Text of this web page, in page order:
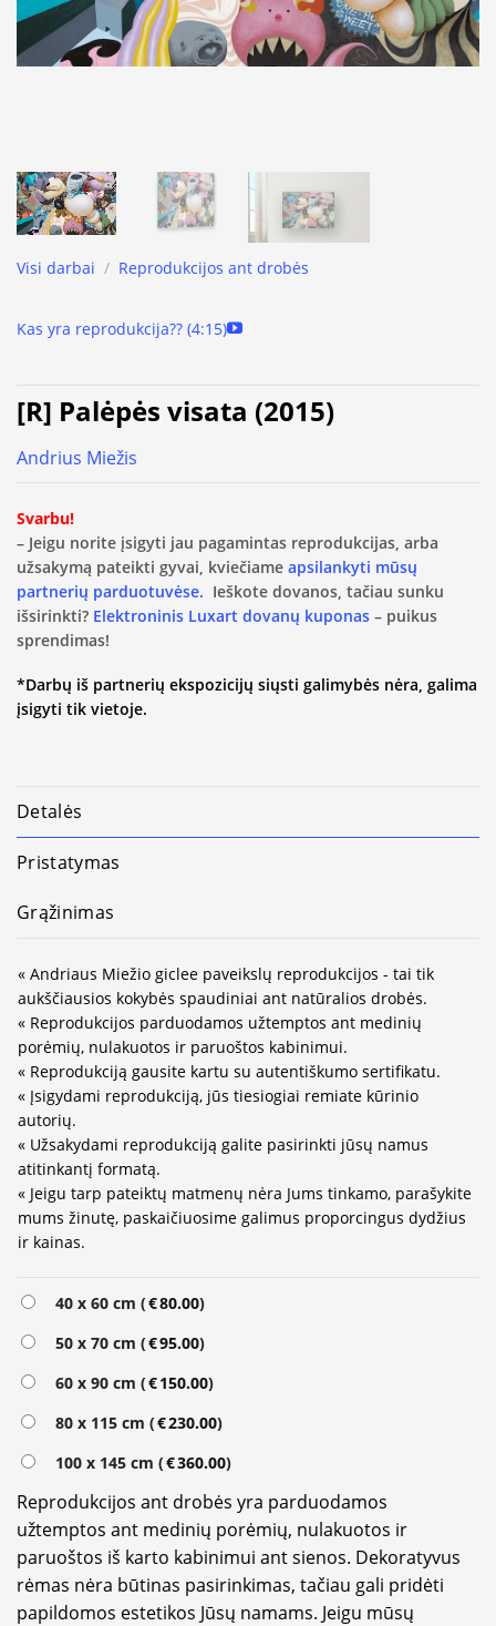
Visi darbai / Reprodukcijos ant drobės
Kas yra reprodukcija?? (4:15)
[R] Palėpės visata (2015)
Andrius Miežis
Svarbu!
– Jeigu norite įsigyti jau pagamintas reprodukcijas, arba
užsakymą pateikti gyvai, kviečiame apsilankyti mūsų
partnerių parduotuvėse. Ieškote dovanos, tačiau sunku
išsirinkti? Elektroninis Luxart dovanų kuponas – puikus
sprendimas!
*Darbų iš partnerių ekspozicijų siųsti galimybės nėra, galima
įsigyti tik vietoje.
Detalės
Pristatymas
Grąžinimas
« Andriaus Miežio giclee paveikslų reprodukcijos - tai tik
aukščiausios kokybės spaudiniai ant natūralios drobės.
« Reprodukcijos parduodamos užtemptos ant medinių
porėmių, nulakuotos ir paruoštos kabinimui.
« Reprodukciją gausite kartu su autentiškumo sertifikatu.
« Įsigydami reprodukciją, jūs tiesiogiai remiate kūrinio
autorių.
« Užsakydami reprodukciją galite pasirinkti jūsų namus
atitinkantį formatą.
« Jeigu tarp pateiktų matmenų nėra Jums tinkamo, parašykite
mums žinutę, paskaičiuosime galimus proporcingus dydžius
ir kainas.
40 x 60 cm (€80.00)
50 x 70 cm (€95.00)
60 x 90 cm (€150.00)
80 x 115 cm (€230.00)
100 x 145 cm (€360.00)
Reprodukcijos ant drobės yra parduodamos
užtemptos ant medinių porėmių, nulakuotos ir
paruoštos iš karto kabinimui ant sienos. Dekoratyvus
rėmas nėra būtinas pasirinkimas, tačiau gali pridėti
papildomos estetikos Jūsų namams. Jeigu mūsų
Alternative: